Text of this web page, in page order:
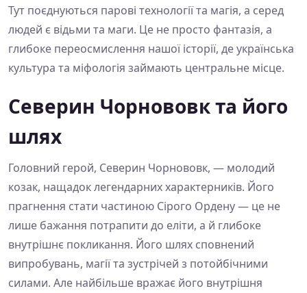
Тут поєднуються парові технології та магія, а серед
людей є відьми та маги. Це не просто фантазія, а
глибоке переосмислення нашої історії, де українська
культура та міфологія займають центральне місце.
Северин Чорнововк та його
шлях
Головний герой, Северин Чорнововк, — молодий
козак, нащадок легендарних характерників. Його
прагнення стати частиною Сірого Ордену — це не
лише бажання потрапити до еліти, а й глибоке
внутрішнє покликання. Його шлях сповнений
випробувань, магії та зустрічей з потойбічними
силами. Але найбільше вражає його внутрішня